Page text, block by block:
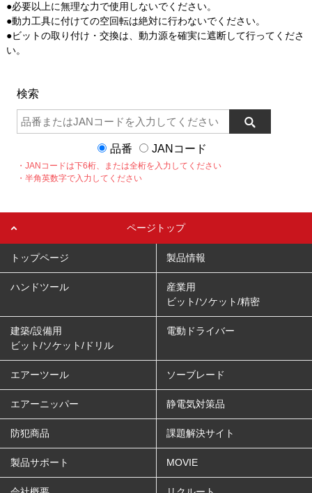
●必要以上に無理な力で使用しないでください。
●動力工具に付けての空回転は絶対に行わないでください。
●ビットの取り付け・交換は、動力源を確実に遮断して行ってくださ
い。
検索
品番 JANコード
・JANコードは下6桁、または全桁を入力してください
・半角英数字で入力してください
ページトップ
トップページ 製品情報
ハンドツール
産業用
ビット/ソケット/精密
建築/設備用
ビット/ソケット/ドリル
電動ドライバー
エアーツール ソーブレード
エアーニッパー 静電気対策品
防犯商品 課題解決サイト
製品サポート MOVIE